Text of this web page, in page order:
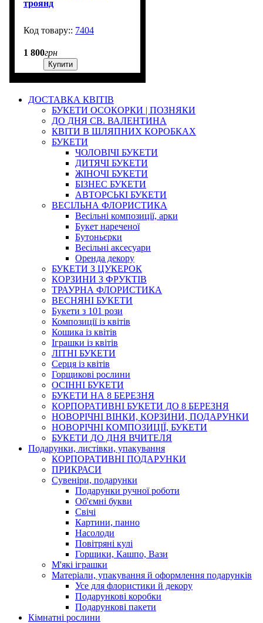
троянд
7404
1 800грн
Купити
ДОСТАВКА КВІТІВ
БУКЕТИ ОСОКОРКИ | ПОЗНЯКИ
ДО ДНЯ СВ. ВАЛЕНТИНА
КВІТИ В ШЛЯПНИХ КОРОБКАХ
БУКЕТИ
ЧОЛОВІЧІ БУКЕТИ
ДИТЯЧІ БУКЕТИ
ЖІНОЧІ БУКЕТИ
БІЗНЕС БУКЕТИ
АВТОРСЬКІ БУКЕТИ
ВЕСІЛЬНА ФЛОРИСТИКА
Весільні композиції, арки
Букет нареченої
Бутоньєрки
Весільні аксесуари
Оренда декору
БУКЕТИ З ЦУКЕРОК
КОРЗИНИ З ФРУКТІВ
ТРАУРНА ФЛОРИСТИКА
ВЕСНЯНІ БУКЕТИ
Букети з 101 рози
Композиції із квітів
Кошика із квітів
Іграшки із квітів
ЛІТНІ БУКЕТИ
Серця із квітів
Горщикові рослини
ОСІННІ БУКЕТИ
БУКЕТИ НА 8 БЕРЕЗНЯ
КОРПОРАТИВНІ БУКЕТИ ДО 8 БЕРЕЗНЯ
НОВОРІЧНІ ВІНКИ, КОРЗИНИ, ПОДАРУНКИ
НОВОРІЧНІ КОМПОЗИЦІЇ, БУКЕТИ
БУКЕТИ ДО ДНЯ ВЧИТЕЛЯ
Подарунки, листівки, упакування
КОРПОРАТИВНІ ПОДАРУНКИ
ПРИКРАСИ
Сувеніри, подарунки
Подарунки ручної роботи
Об'ємні букви
Свічі
Картини, панно
Насолоди
Повітряні кулі
Горщики, Кашпо, Вази
М'які іграшки
Матеріали, упакування й оформлення подарунків
Усе для флористики й декору
Подарункові коробки
Подарункові пакети
Кімнатні рослини